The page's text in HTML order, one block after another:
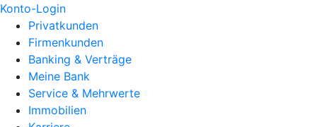
Konto-Login
Privatkunden
Firmenkunden
Banking & Verträge
Meine Bank
Service & Mehrwerte
Immobilien